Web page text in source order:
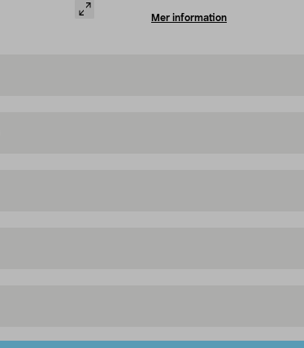
Mer information